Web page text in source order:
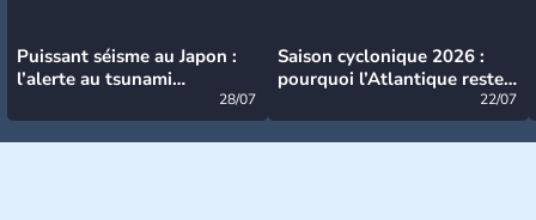
Puissant séisme au Japon :
l’alerte au tsunami
28/07
Saison cyclonique 2026 :
pourquoi l’Atlantique reste
22/07